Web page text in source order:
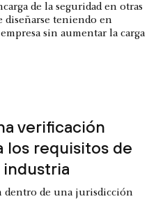
de la seguridad en otras
diseñarse teniendo en
sin aumentar la carga
verificación
los requisitos de
dentro de una jurisdicción